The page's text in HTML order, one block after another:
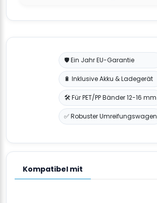
🛡️ Ein Jahr EU-Garantie
🔋 Inklusive Akku & Ladegerät
🛠️ Für PET/PP Bänder 12-16 mm
✅ Robuster Umreifungswagen
Kompatibel mit